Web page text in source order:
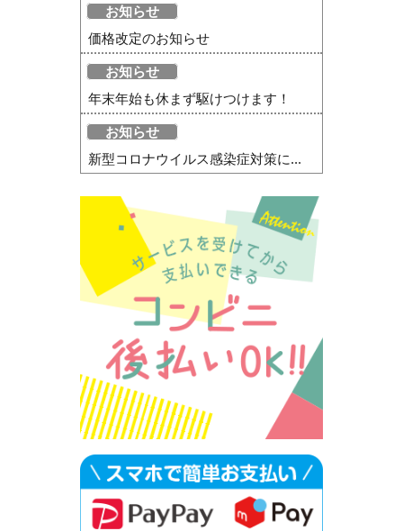
お知らせ
価格改定のお知らせ
お知らせ
年末年始も休まず駆けつけます！
お知らせ
新型コロナウイルス感染症対策に...